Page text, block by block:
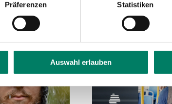
Präferenzen Statistiken
Auswahl erlauben